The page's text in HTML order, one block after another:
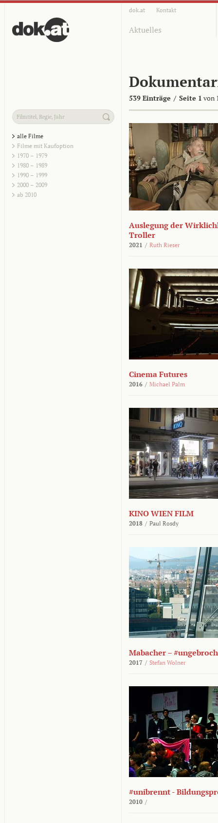
dok.at Kontakt
Aktuelles
539 Einträge / Seite 1 von
alle Filme
Filme mit Kaufoption
1970 – 1979
1980 – 1989
1990 – 1999
2000 – 2009
ab 2010
Auslegung der
Troller
2021 / Ruth Rieser
Cinema Futures
2016 / Michael Palm
KINO WIEN FILM
2018 / Paul Rosdy
Mabacher –
2017 / Stefan Wolner
#unibrennt -
2010 /